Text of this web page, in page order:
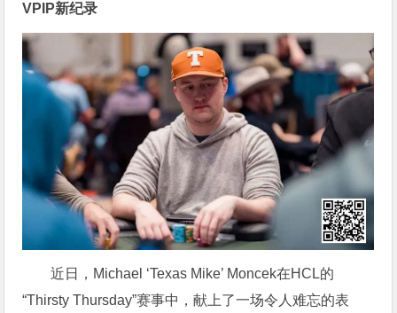
VPIP新纪录
近日，Michael ‘Texas Mike’ Moncek在HCL的
“Thirsty Thursday”赛事中，献上了一场令人难忘的表